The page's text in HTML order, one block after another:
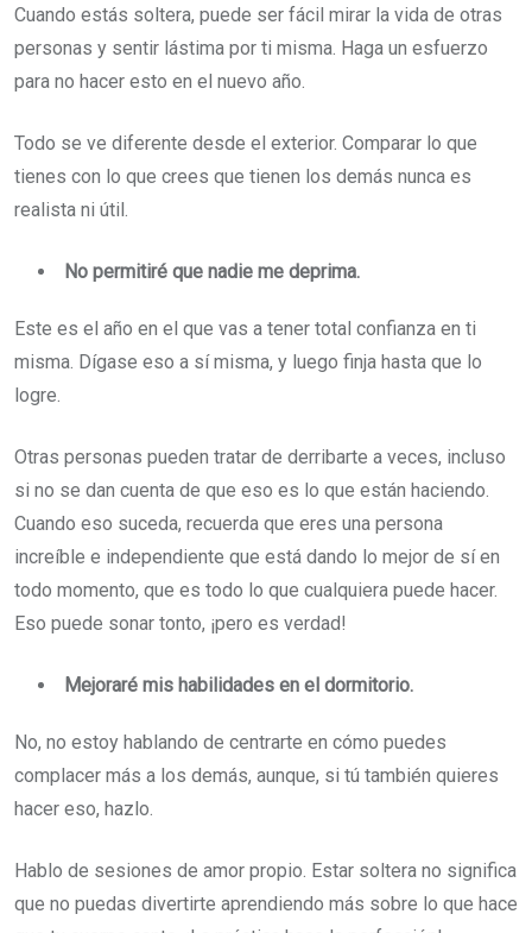
Cuando estás soltera, puede ser fácil mirar la vida de otras
personas y sentir lástima por ti misma. Haga un esfuerzo
para no hacer esto en el nuevo año.
Todo se ve diferente desde el exterior. Comparar lo que
tienes con lo que crees que tienen los demás nunca es
realista ni útil.
No permitiré que nadie me deprima.
Este es el año en el que vas a tener total confianza en ti
misma. Dígase eso a sí misma, y luego finja hasta que lo
logre.
Otras personas pueden tratar de derribarte a veces, incluso
si no se dan cuenta de que eso es lo que están haciendo.
Cuando eso suceda, recuerda que eres una persona
increíble e independiente que está dando lo mejor de sí en
todo momento, que es todo lo que cualquiera puede hacer.
Eso puede sonar tonto, ¡pero es verdad!
Mejoraré mis habilidades en el dormitorio.
No, no estoy hablando de centrarte en cómo puedes
complacer más a los demás, aunque, si tú también quieres
hacer eso, hazlo.
Hablo de sesiones de amor propio. Estar soltera no significa
que no puedas divertirte aprendiendo más sobre lo que hace